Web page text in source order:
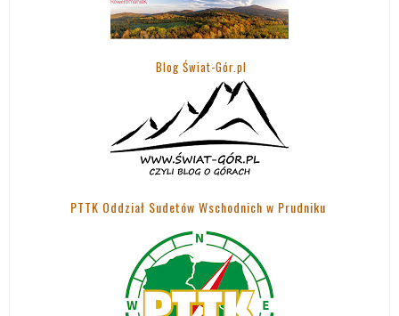
Blog Świat-Gór.pl
PTTK Oddział Sudetów Wschodnich w Prudniku